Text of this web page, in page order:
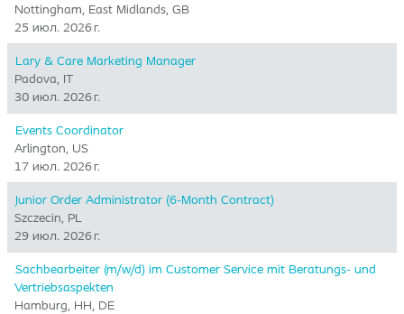
Nottingham, East Midlands, GB
25 июл. 2026 г.
Lary & Care Marketing Manager
Padova, IT
30 июл. 2026 г.
Events Coordinator
Arlington, US
17 июл. 2026 г.
Junior Order Administrator (6-Month Contract)
Szczecin, PL
29 июл. 2026 г.
Sachbearbeiter (m/w/d) im Customer Service mit Beratungs- und
Vertriebsaspekten
Hamburg, HH, DE